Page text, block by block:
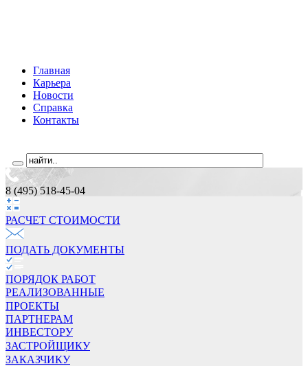
Главная
Карьера
Новости
Справка
Контакты
8 (495) 518-45-04
РАСЧЕТ СТОИМОCТИ
ПОДАТЬ ДОКУМЕНТЫ
ПОРЯДОК РАБОТ
РЕАЛИЗОВАННЫЕ
ПРОЕКТЫ
ПАРТНЕРАМ
ИНВЕСТОРУ
ЗАСТРОЙЩИКУ
ЗАКАЗЧИКУ